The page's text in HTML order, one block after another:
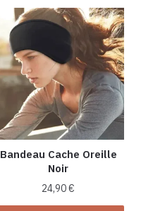
plusieurs
variations.
Les
options
peuvent
être
choisies
sur
la
page
du
produit
Bandeau Cache Oreille
Noir
24,90€